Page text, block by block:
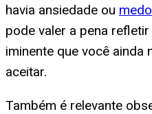
havia ansiedade ou medo
pode valer a pena
iminente que você ainda
aceitar.
Também é relevante